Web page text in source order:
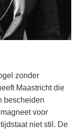
zonder
Maastricht die
bescheiden
voor
niet stil. De